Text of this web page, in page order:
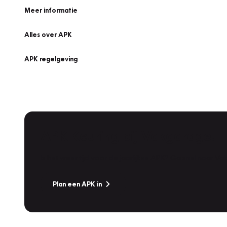
Meer informatie
Alles over APK
APK regelgeving
Plan een APK in